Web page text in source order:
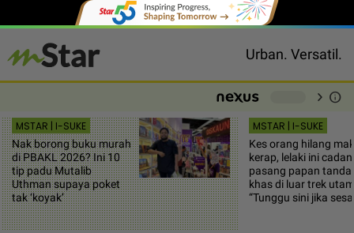
Urban. Versatil.
chevron_right info
MSTAR | I-SUKE
Nak borong buku murah
di PBAKL 2026? Ini 10
tip padu Mutalib
Uthman supaya poket
tak ‘koyak’
MSTAR | I-SUKE
Kes orang hilang
kerap, lelaki ini
pasang papan tanda
khas di luar trek
“Tunggu sini jika